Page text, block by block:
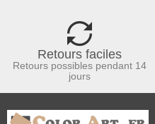
Retours faciles
Retours possibles pendant 14
jours